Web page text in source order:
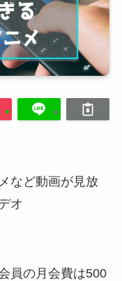
など動画が見放
オ
員の月会費は500